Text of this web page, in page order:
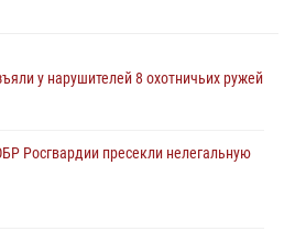
у нарушителей 8 охотничьих ружей
Росгвардии пресекли нелегальную